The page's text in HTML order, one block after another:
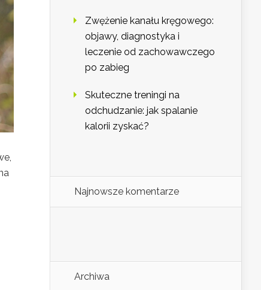
Zwężenie kanału kręgowego:
objawy, diagnostyka i
leczenie od zachowawczego
po zabieg
Skuteczne treningi na
odchudzanie: jak spalanie
kalorii zyskać?
Najnowsze komentarze
Archiwa